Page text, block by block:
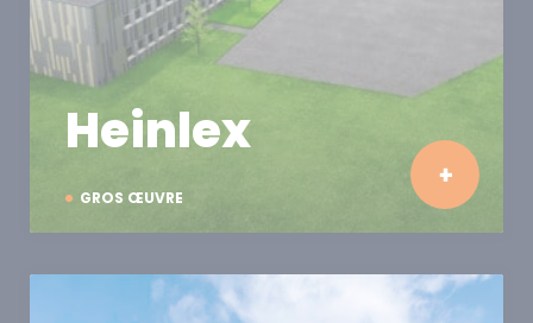
GROS ŒUVRE
Heinlex